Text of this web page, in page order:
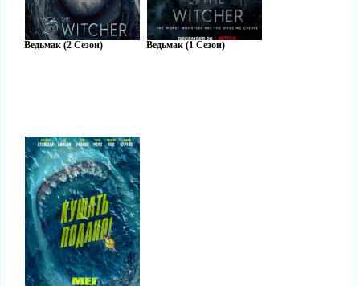
Ведьмак (2 Сезон) Ведьмак (1 Сезон)